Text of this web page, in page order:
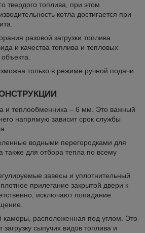
твердого топлива, при этом
котла достигается при
разовой загрузки топлива
и качества топлива и тепловых
только в режиме ручной подачи
и теплообменника – 6 мм. Это важный
напрямую зависит срок службы
водными перегородками для
также для отбора тепла по всему
завесы и уплотнительный
прилегание закрытой двери к
исключают попадание
камеры, расположенная под углом. Это
сыпучих видов топлива и